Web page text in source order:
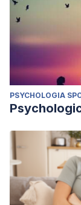
PSYCHOLOGIA